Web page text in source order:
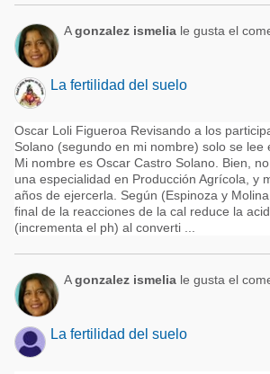
Agonzalez ismelia le gusta el
La fertilidad del suelo
Oscar Loli Figueroa Revisando a los
Solano (segundo en mi nombre) solo se lee
Mi nombre es Oscar Castro Solano. Bien,
una especialidad en Producción Agrícola, y
años de ejercerla. Según (Espinoza y
final de la reacciones de la cal reduce la
(incrementa el ph) al converti ...
Agonzalez ismelia le gusta el
La fertilidad del suelo